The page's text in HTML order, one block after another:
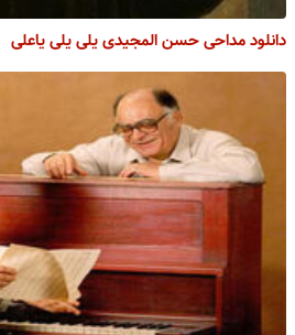
دانلود مداحی حسن المجیدی یلی یلی یاعلی